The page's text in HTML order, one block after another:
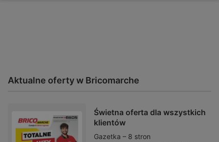
Aktualne oferty w Bricomarche
Świetna oferta dla wszystkich
klientów
Gazetka – 8 stron